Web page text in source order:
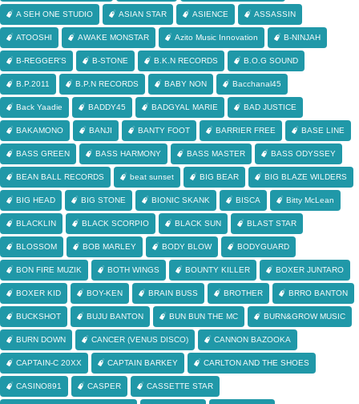
A SEH ONE STUDIO ASIAN STAR ASIENCE ASSASSIN
ATOOSHI AWAKE MONSTAR Azito Music Innovation B-NINJAH
B-REGGER'S B-STONE B.K.N RECORDS B.O.G SOUND
B.P.2011 B.P.N RECORDS BABY NON Bacchanal45
Back Yaadie BADDY45 BADGYAL MARIE BAD JUSTICE
BAKAMONO BANJI BANTY FOOT BARRIER FREE BASE LINE
BASS GREEN BASS HARMONY BASS MASTER BASS ODYSSEY
BEAN BALL RECORDS beat sunset BIG BEAR BIG BLAZE WILDERS
BIG HEAD BIG STONE BIONIC SKANK BISCA Bitty McLean
BLACKLIN BLACK SCORPIO BLACK SUN BLAST STAR
BLOSSOM BOB MARLEY BODY BLOW BODYGUARD
BON FIRE MUZIK BOTH WINGS BOUNTY KILLER BOXER JUNTARO
BOXER KID BOY-KEN BRAIN BUSS BROTHER BRRO BANTON
BUCKSHOT BUJU BANTON BUN BUN THE MC BURN&GROW MUSIC
BURN DOWN CANCER (VENUS DISCO) CANNON BAZOOKA
CAPTAIN-C 20XX CAPTAIN BARKEY CARLTON AND THE SHOES
CASINO891 CASPER CASSETTE STAR